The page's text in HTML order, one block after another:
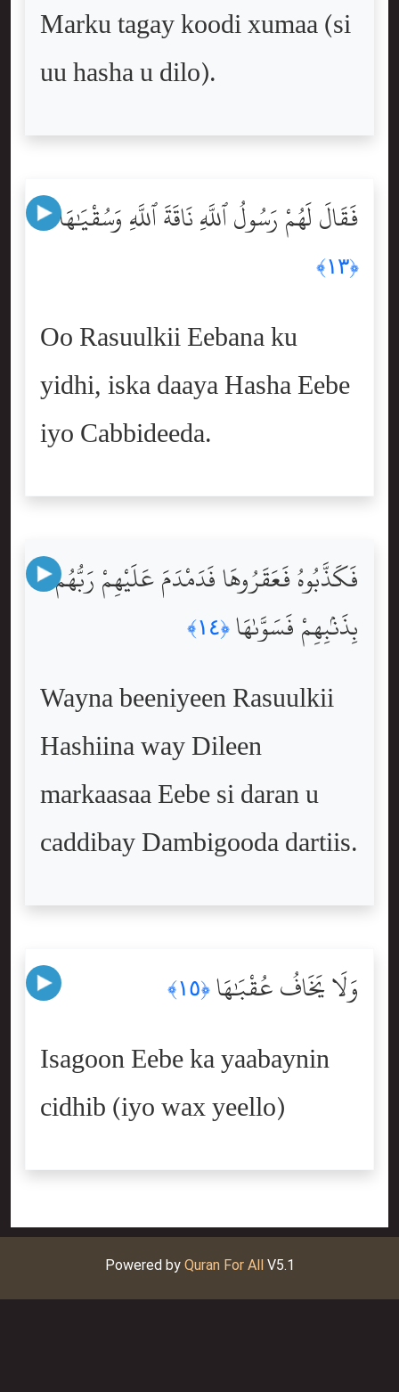
Marku tagay koodi xumaa (si
uu hasha u dilo).
فَقَالَ لَهُمْ رَسُولُ ٱللَّهِ نَاقَةَ ٱللَّهِ وَسُقْيَٰهَا
﴿١٣﴾
Oo Rasuulkii Eebana ku
yidhi, iska daaya Hasha Eebe
iyo Cabbideeda.
فَكَذَّبُوهُ فَعَقَرُوهَا فَدَمْدَمَ عَلَيْهِمْ رَبُّهُم
بِذَنۢبِهِمْ فَسَوَّىٰهَا ﴿١٤﴾
Wayna beeniyeen Rasuulkii
Hashiina way Dileen
markaasaa Eebe si daran u
caddibay Dambigooda dartiis.
وَلَا يَخَافُ عُقْبَٰهَا ﴿١٥﴾
Isagoon Eebe ka yaabaynin
cidhib (iyo wax yeello)
Powered by Quran For AllV5.1